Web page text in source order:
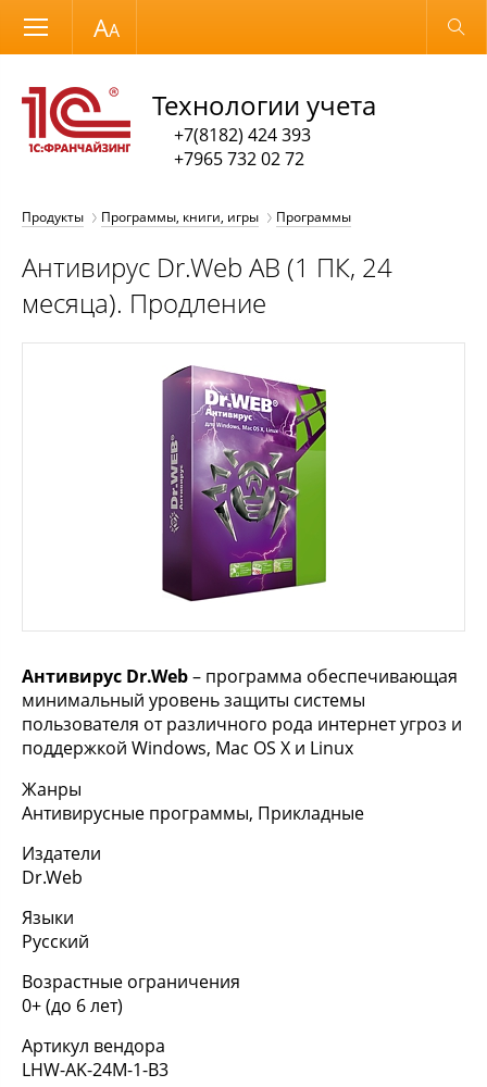
Размер шрифта Обычная версия
Технологии учета
+7(8182) 424 393
+7965 732 02 72
Продукты Программы, книги, игры Программы
Антивирус Dr.Web АВ (1 ПК, 24
месяца). Продление
Антивирус Dr.Web– программа обеспечивающая
минимальный уровень защиты системы
пользователя от различного рода интернет угроз и
поддержкой Windows, Mac OS X и Linux
Жанры
Антивирусные программы, Прикладные
Издатели
Dr.Web
Языки
Русский
Возрастные ограничения
0+ (до 6 лет)
Артикул вендора
LHW-AK-24M-1-B3